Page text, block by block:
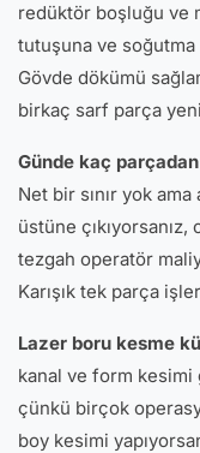
redüktör boşluğu ve
tutuşuna ve soğutma
Gövde dökümü
birkaç sarf parça
Günde kaç
Net bir sınır yok
üstüne
tezgah operatör
Karışık tek parça
Lazer boru kesme
kanal ve form
çünkü birçok
boy kesimi